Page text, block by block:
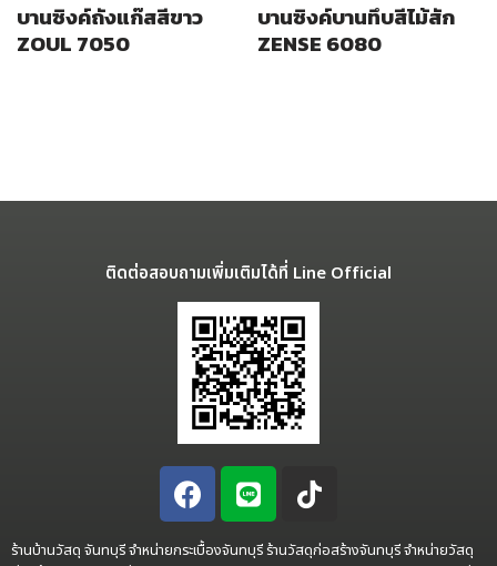
บานซิงค์ถังแก๊สสีขาว
ZOUL 7050
บานซิงค์บานทึบสีไม้สัก
ZENSE 6080
ติดต่อสอบถามเพิ่มเติมได้ที่ Line Official
ร้านบ้านวัสดุ จันทบุรี จำหน่ายกระเบื้องจันทบุรี ร้านวัสดุก่อสร้างจันทบุรี จำหน่ายวัสดุ